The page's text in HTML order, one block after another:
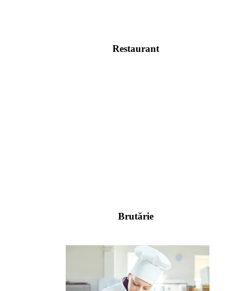
Restaurant
Brutărie